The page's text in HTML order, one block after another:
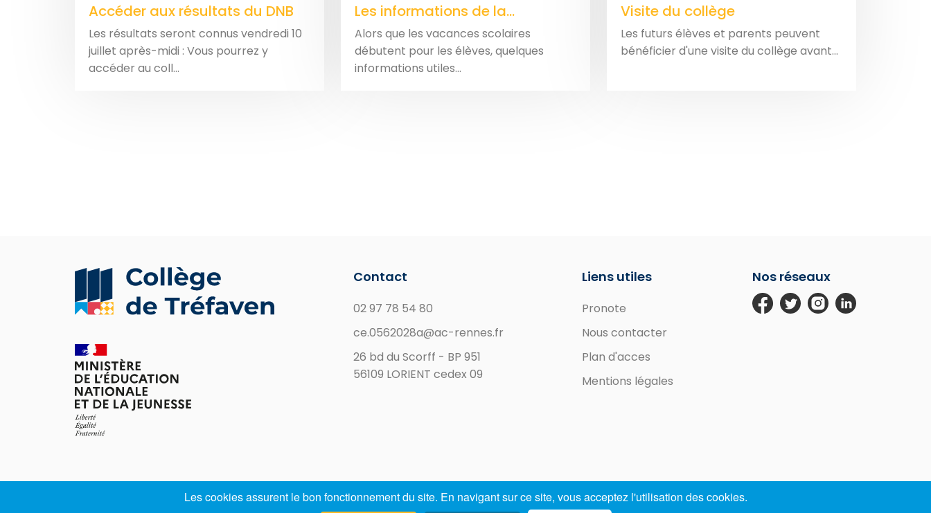
Les cookies assurent le bon fonctionnement du site. En navigant sur ce site, vous acceptez l'utilisation des cookies.
Accéder aux résultats du DNB
Les résultats seront connus vendredi 10
juillet après-midi : Vous pourrez y
accéder au coll...
Les informations de la...
Alors que les vacances scolaires
débutent pour les élèves, quelques
informations utiles...
Visite du collège
Les futurs élèves et parents peuvent
bénéficier d'une visite du collège avant...
Contact
02 97 78 54 80
ce.0562028a@ac-rennes.fr
26 bd du Scorff - BP 951
56109 LORIENT cedex 09
Liens utiles
Pronote
Nous contacter
Plan d'acces
Mentions légales
Nos réseaux
©2022 COLLEGE-TREFAVEN.FR - SEEWEB.FR